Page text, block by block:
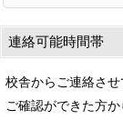
連絡可能時間帯
校舎からご連絡させ
ご確認ができた方